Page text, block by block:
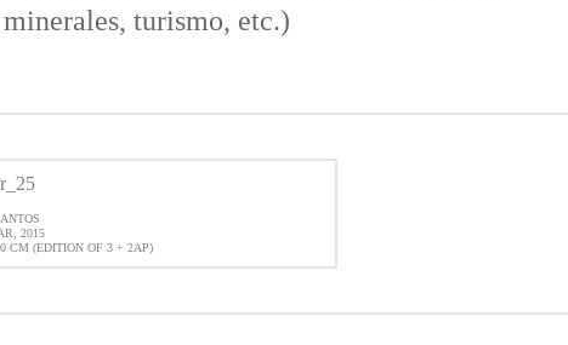
turismo, etc.)
2015
CM (EDITION OF 3 + 2AP)